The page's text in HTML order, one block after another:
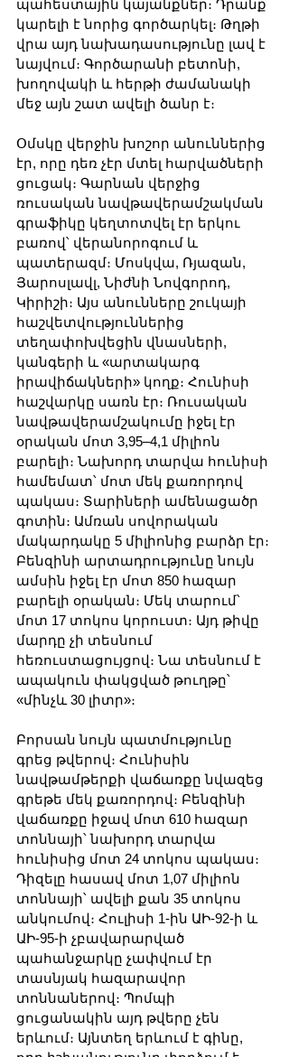
պահեստային կայանքներ։ Դրանք
կարելի է նորից գործարկել։ Թղթի
վրա այդ նախադասությունը լավ է
նայվում։ Գործարանի բետոնի,
խողովակի և հերթի ժամանակի
մեջ այն շատ ավելի ծանր է։
Օմսկը վերջին խոշոր անուններից
էր, որը դեռ չէր մտել հարվածների
ցուցակ։ Գարնան վերջից
ռուսական նավթավերամշակման
գրաֆիկը կեղտոտվել էր երկու
բառով՝ վերանորոգում և
պատերազմ։ Մոսկվա, Ռյազան,
Յարոսլավլ, Նիժնի Նովգորոդ,
Կիրիշի։ Այս անունները շուկայի
հաշվետվություններից
տեղափոխվեցին վնասների,
կանգերի և «արտակարգ
իրավիճակների» կողք։ Հունիսի
հաշվարկը սառն էր։ Ռուսական
նավթավերամշակումը իջել էր
օրական մոտ 3,95–4,1 միլիոն
բարելի։ Նախորդ տարվա հունիսի
համեմատ՝ մոտ մեկ քառորդով
պակաս։ Տարիների ամենացածր
գոտին։ Ամռան սովորական
մակարդակը 5 միլիոնից բարձր էր։
Բենզինի արտադրությունը նույն
ամսին իջել էր մոտ 850 հազար
բարելի օրական։ Մեկ տարում՝
մոտ 17 տոկոս կորուստ։ Այդ թիվը
մարդը չի տեսնում
հեռուստացույցով։ Նա տեսնում է
ապակուն փակցված թուղթը՝
«մինչև 30 լիտր»։
Բորսան նույն պատմությունը
գրեց թվերով։ Հունիսին
նավթամթերքի վաճառքը նվազեց
գրեթե մեկ քառորդով։ Բենզինի
վաճառքը իջավ մոտ 610 հազար
տոննայի՝ նախորդ տարվա
հունիսից մոտ 24 տոկոս պակաս։
Դիզելը հասավ մոտ 1,07 միլիոն
տոննայի՝ ավելի քան 35 տոկոս
անկումով։ Հուլիսի 1-ին ԱԻ-92-ի և
ԱԻ-95-ի չբավարարված
պահանջարկը չափվում էր
տասնյակ հազարավոր
տոննաներով։ Պոմպի
ցուցանակին այդ թվերը չեն
երևում։ Այնտեղ երևում է գինը,